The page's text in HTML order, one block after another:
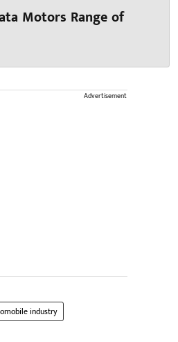
Motors Range of
Advertisement
industry